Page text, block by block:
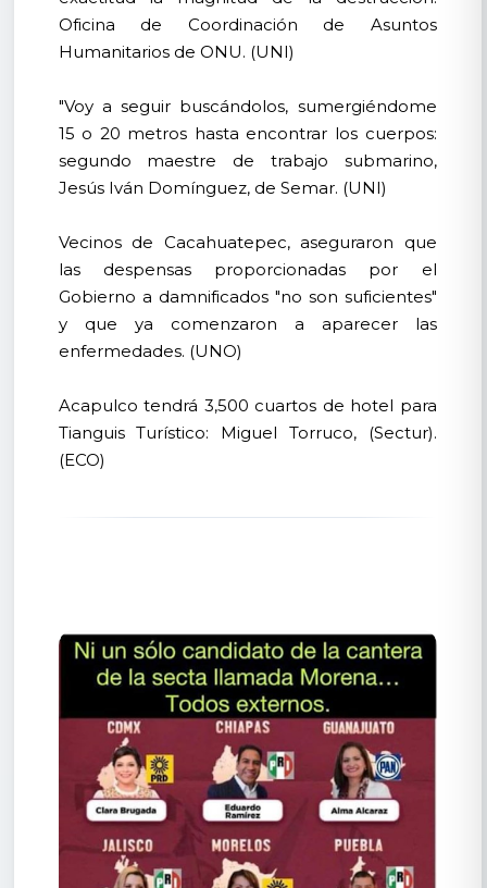
Oficina de Coordinación de Asuntos
Humanitarios de ONU. (UNI)
"Voy a seguir buscándolos, sumergiéndome
15 o 20 metros hasta encontrar los cuerpos:
segundo maestre de trabajo submarino,
Jesús Iván Domínguez, de Semar. (UNI)
Vecinos de Cacahuatepec, aseguraron que
las despensas proporcionadas por el
Gobierno a damnificados "no son suficientes"
y que ya comenzaron a aparecer las
enfermedades. (UNO)
Acapulco tendrá 3,500 cuartos de hotel para
Tianguis Turístico: Miguel Torruco, (Sectur).
(ECO)